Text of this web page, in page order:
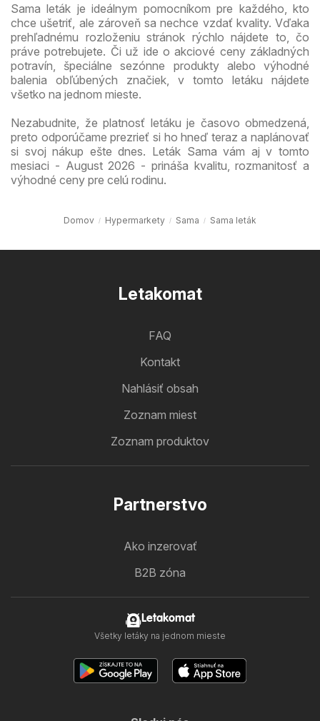
Sama leták je ideálnym pomocníkom pre každého, kto
chce ušetriť, ale zároveň sa nechce vzdať kvality. Vďaka
prehľadnému rozloženiu stránok rýchlo nájdete to, čo
práve potrebujete. Či už ide o akciové ceny základných
potravín, špeciálne sezónne produkty alebo výhodné
balenia obľúbených značiek, v tomto letáku nájdete
všetko na jednom mieste.
Nezabudnite, že platnosť letáku je časovo obmedzená,
preto odporúčame prezrieť si ho hneď teraz a naplánovať
si svoj nákup ešte dnes. Leták Sama vám aj v tomto
mesiaci - August 2026 - prináša kvalitu, rozmanitosť a
výhodné ceny pre celú rodinu.
Domov Hypermarkety Sama Sama leták
Letakomat
FAQ
Kontakt
Nahlásiť obsah
Zoznam miest
Zoznam produktov
Partnerstvo
Ako inzerovať
B2B zóna
Letakomat
Všetky letáky na jednom mieste